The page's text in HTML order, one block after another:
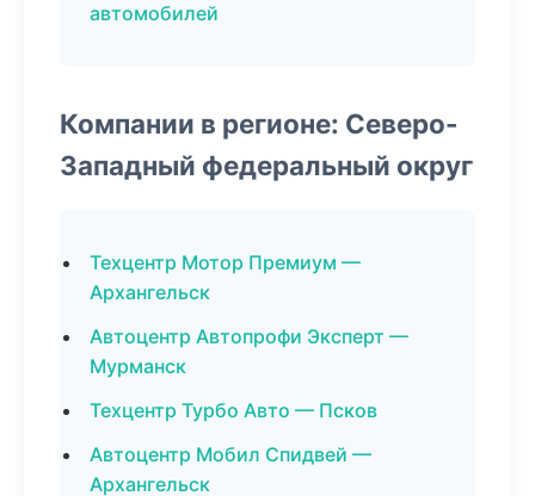
автомобилей
Компании в регионе: Северо-
Западный федеральный округ
Техцентр Мотор Премиум —
Архангельск
Автоцентр Автопрофи Эксперт —
Мурманск
Техцентр Турбо Авто — Псков
Автоцентр Мобил Спидвей —
Архангельск